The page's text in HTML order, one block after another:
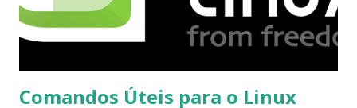
Comandos Úteis para o Linux